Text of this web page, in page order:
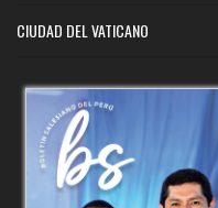
CIUDAD DEL VATICANO